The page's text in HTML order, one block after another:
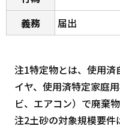
義務 届出
注1特定物とは、使用
イヤ、使用済特定家庭
ビ、エアコン）で廃棄
注2土砂の対象規模要